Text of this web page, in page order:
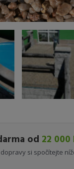
od 22 000
si spočítejte